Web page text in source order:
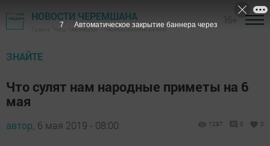
НОВОСТИ ЧЕРЕМШАНА
Газета "Наш Черемшан" - Черемшанский район
ЗНАЙТЕ
Что сулят нам народные приметы на 6
мая
автор, 6 мая 2019 - 08:00 1297 0 0
6 Автоматическое закрытие баннера через